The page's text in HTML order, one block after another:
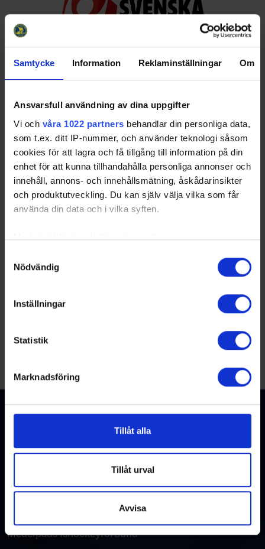
Samtycke Information Reklaminställningar Om
Ansvarsfull användning av dina uppgifter
Vi och våra 1022 partners behandlar din personliga data,
som t.ex. ditt IP-nummer, och använder teknologi såsom
cookies för att lagra och få tillgång till information på din
enhet för att kunna tillhandahålla personliga annonser och
innehåll, annons- och innehållsmätning, åskådarinsikter
och produktutveckling. Du kan själv välja vilka som får
använda din data och i vilka syften.
Med din tillåtelse skulle vi även vilja:
som kan ha en noggrannhet på upp till flera meter
Ta reda på mer om hur dina personliga uppgifter
Du kan ändra eller dra tillbaka ditt samtycke när som
Vi använder enhetsidentifierare för att anpassa innehållet
för sociala medier och analysera vår trafik. Vi
vidarebefordrar även sådana identifierare och annan
annons- och analysföretag som vi samarbetar med.
Dessa kan i sin tur kombinera informationen med annan
samlat in när du har använt deras tjänster.
Nödvändig
Inställningar
Statistik
Marknadsföring
Tillåt alla
Tillåt urval
Avvisa
Medelpads Ishockeyförbund